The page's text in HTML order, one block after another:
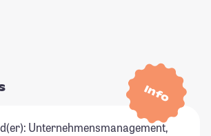
Info
Unternehmensmanagement,